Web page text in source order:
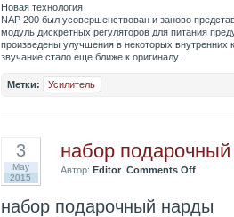
Новая технология
NAP 200 был усовершенствован и заново
модуль дискретных регуляторов для питания
произведены улучшения в некоторых внутренних
звучание стало еще ближе к оригиналу.
Метки: Усилитель
3
May
2015
набор
Автор: Editor. Comments Off
набор подарочный нарды